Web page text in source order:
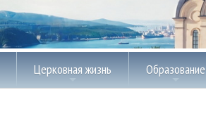
Церковная жизнь Образование